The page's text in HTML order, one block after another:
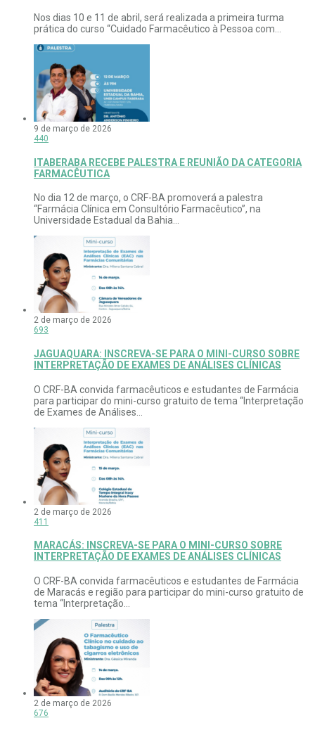
Nos dias 10 e 11 de abril, será realizada a primeira turma
prática do curso “Cuidado Farmacêutico à Pessoa com...
9 de março de 2026
440
ITABERABA RECEBE PALESTRA E REUNIÃO DA CATEGORIA
FARMACÊUTICA
No dia 12 de março, o CRF-BA promoverá a palestra
“Farmácia Clínica em Consultório Farmacêutico”, na
Universidade Estadual da Bahia...
2 de março de 2026
693
JAGUAQUARA: INSCREVA-SE PARA O MINI-CURSO SOBRE
INTERPRETAÇÃO DE EXAMES DE ANÁLISES CLÍNICAS
O CRF-BA convida farmacêuticos e estudantes de Farmácia
para participar do mini-curso gratuito de tema “Interpretação
de Exames de Análises...
2 de março de 2026
411
MARACÁS: INSCREVA-SE PARA O MINI-CURSO SOBRE
INTERPRETAÇÃO DE EXAMES DE ANÁLISES CLÍNICAS
O CRF-BA convida farmacêuticos e estudantes de Farmácia
de Maracás e região para participar do mini-curso gratuito de
tema “Interpretação...
2 de março de 2026
676